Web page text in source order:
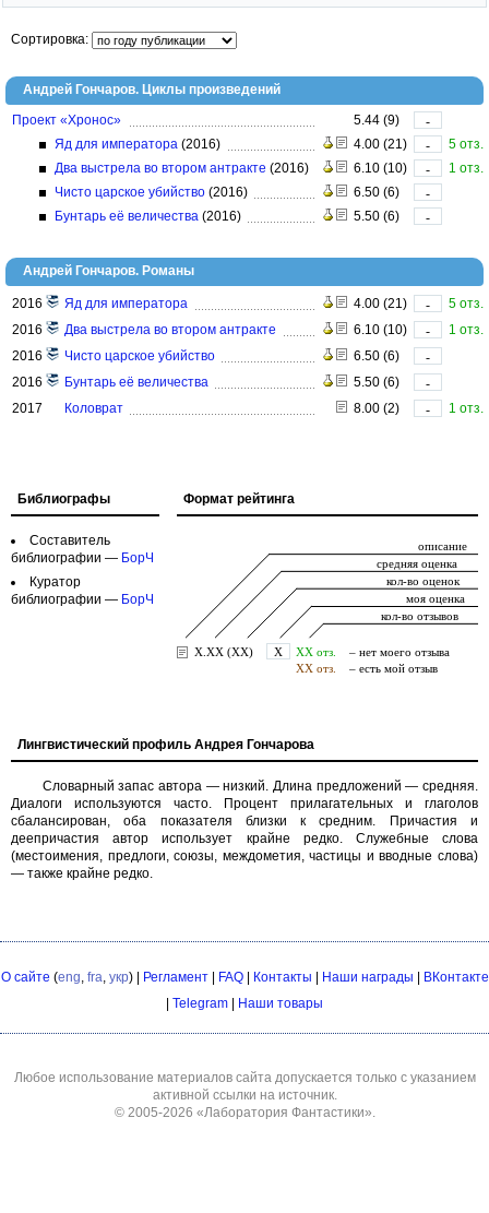
Сортировка:
Андрей Гончаров. Циклы произведений
Проект «Хронос»
5.44 (9)
-
Яд для императора (2016) 4.00 (21) -
5 отз.
Два выстрела во втором антракте (2016) 6.10 (10) -
1 отз.
Чисто царское убийство (2016) 6.50 (6)
-
Бунтарь её величества (2016) 5.50 (6) -
Андрей Гончаров. Романы
2016 Яд для императора 4.00 (21) -
5 отз.
2016
Два выстрела во втором антракте 6.10 (10) -
1 отз.
2016
Чисто царское убийство 6.50 (6)
-
2016
Бунтарь её величества 5.50 (6)
-
2017
Коловрат 8.00 (2) - 1 отз.
Формат рейтинга
Библиографы
Составитель
библиографии — БорЧ
Куратор
библиографии — БорЧ
Лингвистический профиль Андрея Гончарова
Словарный запас автора — низкий. Длина предложений — средняя.
Диалоги используются часто. Процент прилагательных и глаголов
сбалансирован, оба показателя близки к средним. Причастия и
деепричастия автор использует крайне редко. Служебные слова
(местоимения, предлоги, союзы, междометия, частицы и вводные слова)
— также крайне редко.
О сайте (eng, fra, укр) | Регламент| FAQ| Контакты Наши награды
ВКонтакте
Telegram Наши товары
Любое использование материалов сайта допускается только с указанием
активной ссылки на источник.
© 2005-2026 «Лаборатория Фантастики».